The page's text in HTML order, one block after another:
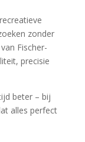
zonder
Fischer-
precisie
beter – bij
alles perfect